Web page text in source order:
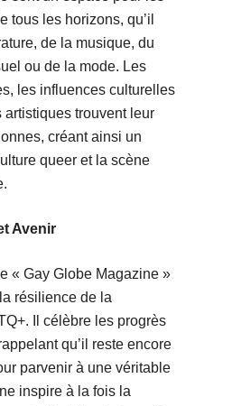
tous les horizons, qu’il
de la musique, du
ou de la mode. Les
les influences culturelles
artistiques trouvent leur
créant ainsi un
queer et la scène
Avenir
« Gay Globe Magazine »
résilience de la
Il célèbre les progrès
qu’il reste encore
parvenir à une véritable
inspire à la fois la